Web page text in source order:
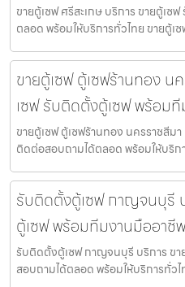
ขายตู้เซฟ ศรีสะเกษ บริการ ขายตู้เ
ตลอด พร้อมให้บริการทั่วไทย ขายตู้เซ
ขายตู้เซฟ ตู้เซฟร้านทอง น
เซฟ รับติดตั้งตู้เซฟ พร้อม
ขายตู้เซฟ ตู้เซฟร้านทอง นครราชสีม
ติดต่อสอบถามได้ตลอด พร้อมให้บริก
รับติดตั้งตู้เซฟ กาญจนบุรี
ตู้เซฟ พร้อมทีมงานมืออาชี
รับติดตั้งตู้เซฟ กาญจนบุรี บริการ ข
สอบถามได้ตลอด พร้อมให้บริการทั่ว